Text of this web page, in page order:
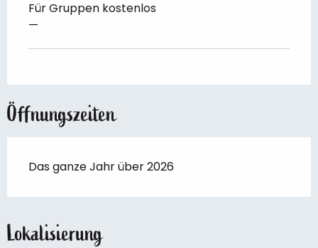
Für Gruppen kostenlos
—
Öffnungszeiten
Das ganze Jahr über 2026
Lokalisierung